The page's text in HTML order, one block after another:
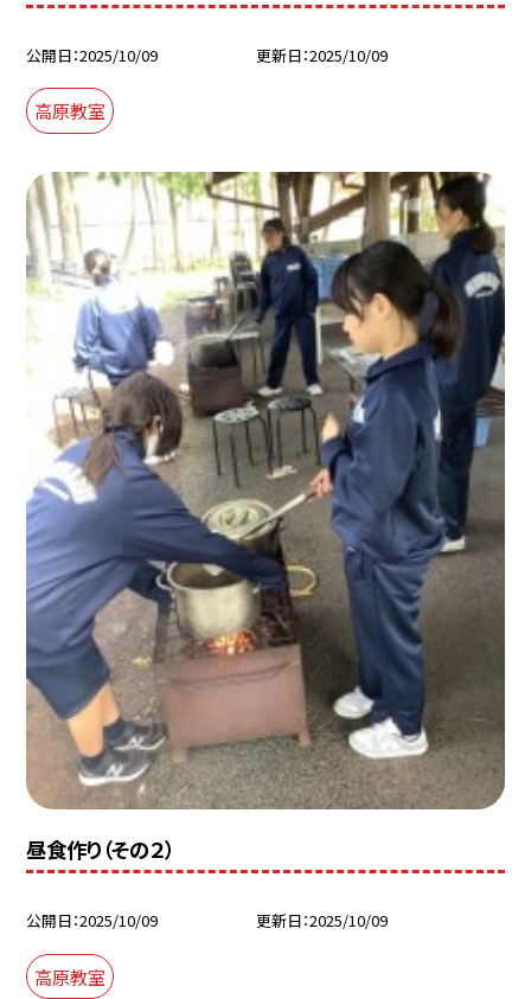
公開日 2025/10/09 更新日 2025/10/09
高原教室
昼食作り（その２）
公開日 2025/10/09 更新日 2025/10/09
高原教室